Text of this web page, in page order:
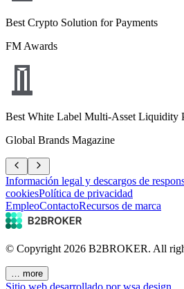
Best Crypto Solution for Payments
FM Awards
Best White Label Multi-Asset Liquidity
Global Brands Magazine
Información legal y descargos de
cookiesPolítica de privacidad
EmpleoContactoRecursos de marca
© Copyright 2026 B2BROKER. All
… more
Sitio web desarrollado por wsa.design